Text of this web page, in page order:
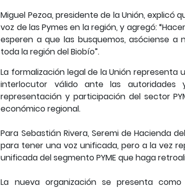
Miguel Pezoa, presidente de la Unión, explicó
voz de las Pymes en la región, y agregó:
esperen a que las busquemos, asóciense
toda la región del Biobío”.
La formalización legal de la Unión
interlocutor válido ante las autoridades
representación y participación del sector
económico regional.
Para Sebastián Rivera, Seremi de Hacienda
para tener una voz unificada, pero a la vez
unificada del segmento PYME que haga
La nueva organización se presenta